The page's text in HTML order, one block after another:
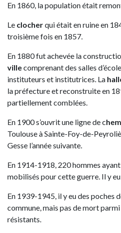
En 1860, la population était
Le clocherqui était en ruine en
troisième fois en 1857.
En 1880 fut achevée la
villecomprenant des salles
instituteurs et institutrices. La
la préfecture et reconstruite en
partiellement comblées.
En 1900 s’ouvrit une ligne de c
Toulouse à Sainte-Foy-de-
Gesse l’année suivante.
En 1914-1918, 220 hommes
mobilisés pour cette guerre. Il y eu
En 1939-1945, il y eu des poches
commune, mais pas de mort
résistants.